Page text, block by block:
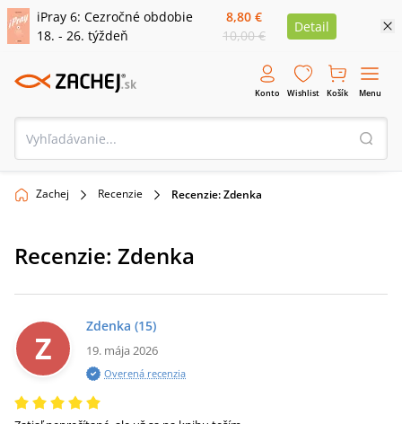
iPray 6: Cezročné obdobie
18. - 26. týždeň
8,80 €
10,00 €
Detail
Konto Wishlist Košík Menu
Zachej Recenzie Recenzie: Zdenka
Recenzie: Zdenka
Z
Zdenka (15)
19. mája 2026
Overená recenzia